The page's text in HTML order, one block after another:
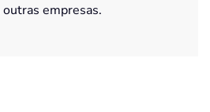
empresas.